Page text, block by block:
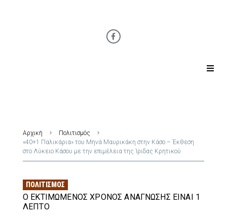
Αρχική
Πολιτισμός
«40+1 Παλικάρια» του Μηνά Μαυρικάκη στην Κάσο – Έκθεση
στο Λύκειο Κάσου με την επιμέλεια της Ίριδας Κρητικού
ΠΟΛΙΤΙΣΜΌΣ
Ο ΕΚΤΙΜΏΜΕΝΟΣ ΧΡΌΝΟΣ ΑΝΆΓΝΩΣΗΣ ΕΊΝΑΙ 1
ΛΕΠΤΌ